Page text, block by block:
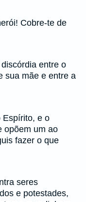
Cobre-te de
entre o
sua mãe e entre a
Espírito, e o
opõem um ao
fazer o que
seres
e potestades,